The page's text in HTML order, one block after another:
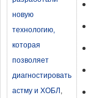
новую
технологию,
которая
позволяет
диагностировать
астму и ХОБЛ ,